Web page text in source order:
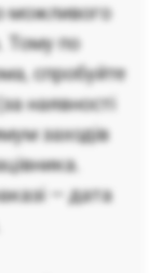
можливого
Тому по
спробуйте
наявності
заходів
— дата